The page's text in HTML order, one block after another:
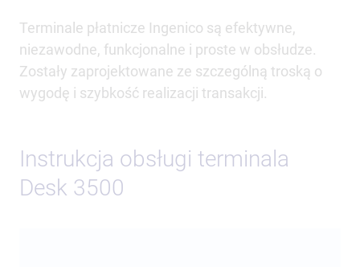
Terminale płatnicze Ingenico są efektywne,
niezawodne, funkcjonalne i proste w obsłudze.
Zostały zaprojektowane ze szczególną troską o
wygodę i szybkość realizacji transakcji.
Instrukcja obsługi terminala
Desk 3500